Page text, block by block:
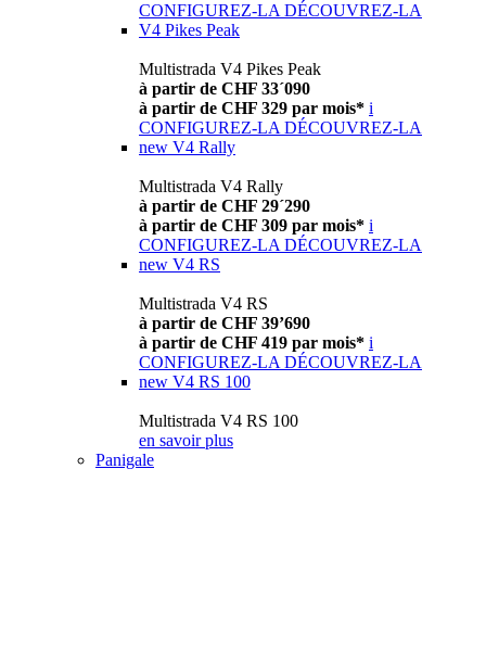
CONFIGUREZ-LA DÉCOUVREZ-LA
V4 Pikes Peak
Multistrada V4 Pikes Peak
à partir de CHF 33´090
à partir de CHF 329 par mois* i
CONFIGUREZ-LA DÉCOUVREZ-LA
new V4 Rally
Multistrada V4 Rally
à partir de CHF 29´290
à partir de CHF 309 par mois* i
CONFIGUREZ-LA DÉCOUVREZ-LA
new V4 RS
Multistrada V4 RS
à partir de CHF 39’690
à partir de CHF 419 par mois* i
CONFIGUREZ-LA DÉCOUVREZ-LA
new V4 RS 100
Multistrada V4 RS 100
en savoir plus
Panigale